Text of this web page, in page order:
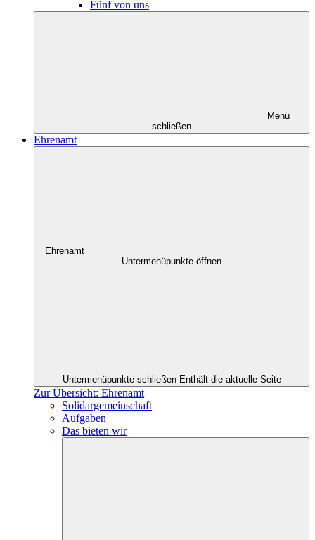
Fünf von uns
Menü
schließen
Ehrenamt
Ehrenamt
Untermenüpunkte öffnen
Untermenüpunkte schließen Enthält die aktuelle Seite
Zur Übersicht: Ehrenamt
Solidargemeinschaft
Aufgaben
Das bieten wir